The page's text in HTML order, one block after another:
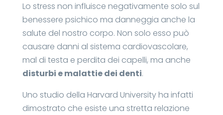
Lo stress non influisce negativamente solo sul
benessere psichico ma danneggia anche la
salute del nostro corpo. Non solo esso può
causare danni al sistema cardiovascolare,
mal di testa e perdita dei capelli, ma anche
disturbi e malattie dei denti.
Uno studio della Harvard University ha infatti
dimostrato che esiste una stretta relazione